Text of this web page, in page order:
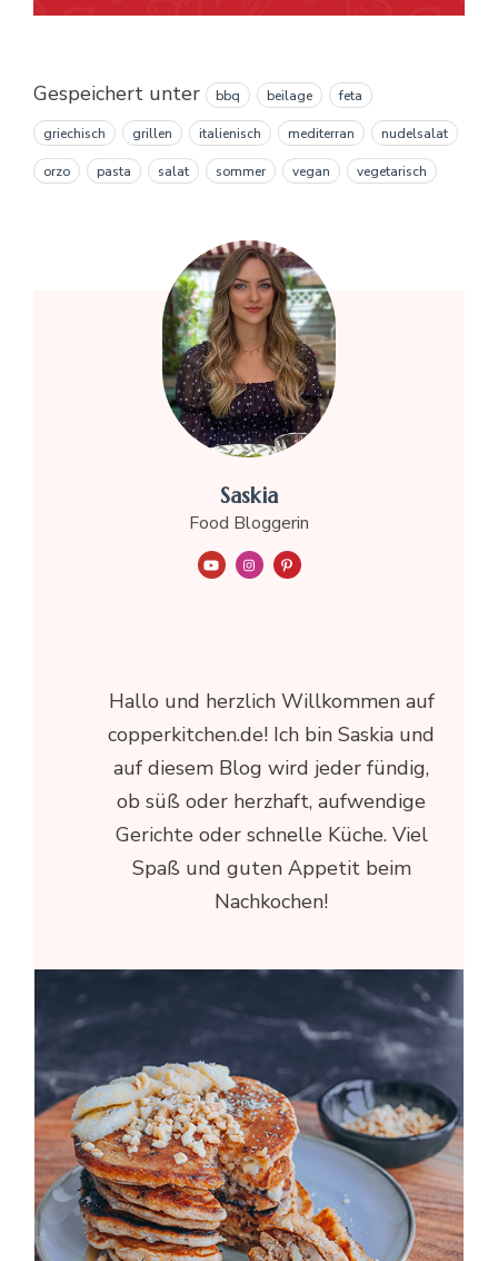
Gespeichert unter bbq beilage feta
griechisch grillen italienisch mediterran nudelsalat
orzo pasta salat sommer vegan vegetarisch
Saskia
Food Bloggerin
Hallo und herzlich Willkommen auf
copperkitchen.de! Ich bin Saskia und
auf diesem Blog wird jeder fündig,
ob süß oder herzhaft, aufwendige
Gerichte oder schnelle Küche. Viel
Spaß und guten Appetit beim
Nachkochen!